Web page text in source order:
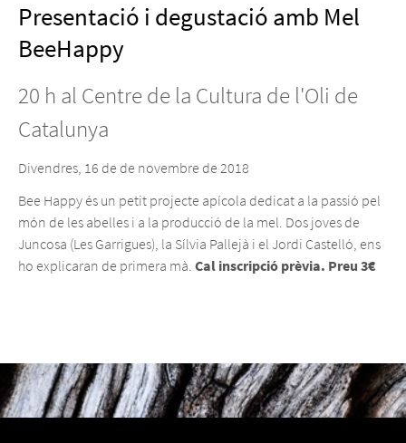
Presentació i degustació amb Mel
BeeHappy
20 h al Centre de la Cultura de l'Oli de
Catalunya
Divendres, 16 de de novembre de 2018
Bee Happy és un petit projecte apícola dedicat a la passió pel
món de les abelles i a la producció de la mel. Dos joves de
Juncosa (Les Garrigues), la Sílvia Pallejà i el Jordi Castelló, ens
ho explicaran de primera mà. Cal inscripció prèvia. Preu 3€